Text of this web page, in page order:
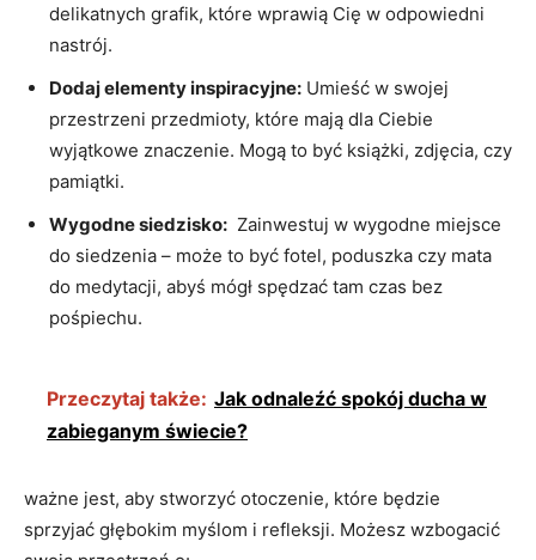
delikatnych grafik, które​ wprawią‍ Cię w odpowiedni
nastrój.
Dodaj ​elementy inspiracyjne: Umieść⁣ w swojej
przestrzeni przedmioty, które mają dla Ciebie​
wyjątkowe znaczenie. Mogą to być książki, zdjęcia, ⁣czy
pamiątki.
Wygodne siedzisko: ​ Zainwestuj w wygodne miejsce
do siedzenia – może to być fotel, ⁢poduszka czy mata
⁤do medytacji, abyś mógł spędzać tam czas bez
pośpiechu.
Przeczytaj także: Jak odnaleźć spokój ducha w
zabieganym świecie?
ważne jest, aby stworzyć otoczenie, które będzie
sprzyjać głębokim ​myślom i refleksji. Możesz ‍wzbogacić⁤